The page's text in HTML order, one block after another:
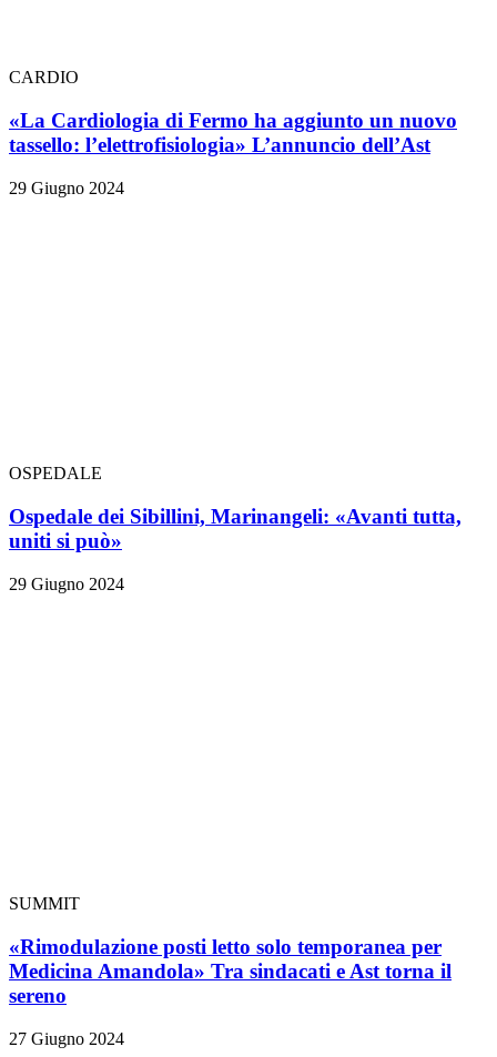
CARDIO
«La Cardiologia di Fermo ha aggiunto un nuovo
tassello: l’elettrofisiologia» L’annuncio dell’Ast
29 Giugno 2024
OSPEDALE
Ospedale dei Sibillini, Marinangeli: «Avanti tutta,
uniti si può»
29 Giugno 2024
SUMMIT
«Rimodulazione posti letto solo temporanea per
Medicina Amandola» Tra sindacati e Ast torna il
sereno
27 Giugno 2024